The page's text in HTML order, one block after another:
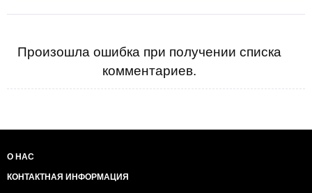
Произошла ошибка при получении списка
комментариев.
О НАС
КОНТАКТНАЯ ИНФОРМАЦИЯ